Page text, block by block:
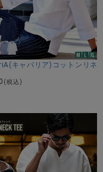
ャツ/全9色
キャバリア)コットンリネ
(税込)